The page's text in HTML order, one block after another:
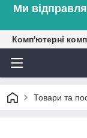
Ми
Комп'ютерні
Товари та